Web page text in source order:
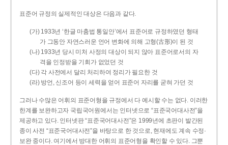
표준어 규정의 실제적인 대상은 다음과 같다.
(가) 1933년 ‘한글 마춤법 통일안’에서 표준어로 규정하였던 형태
가 그동안 자연스러운 언어 변화에 의해 고형(古形)이 된 것
(나) 1933년 당시 미처 사정의 대상이 되지 않아 표준어로서의 자
격을 인정받을 기회가 없었던 것
(다) 각 사전에서 달리 처리하여 정리가 필요한 것
(라) 방언, 신조어 등이 세력을 얻어 표준어 자리를 굳혀 가던 것
그러나 수많은 어휘의 표준어형을 규정에서 다 예시할 수는 없다. 이러한
한계를 보완하고자 국립국어원에서는 인터넷으로 “표준국어대사전”을
제공하고 있다. 인터넷판 “표준국어대사전”은 1999년에 초판이 발간된
종이 사전 “표준국어대사전”을 바탕으로 한 것으로, 현재에도 계속 수정·
보완 중이다. 여기에서 방대한 어휘의 표준어형을 확인할 수 있다. 그뿐